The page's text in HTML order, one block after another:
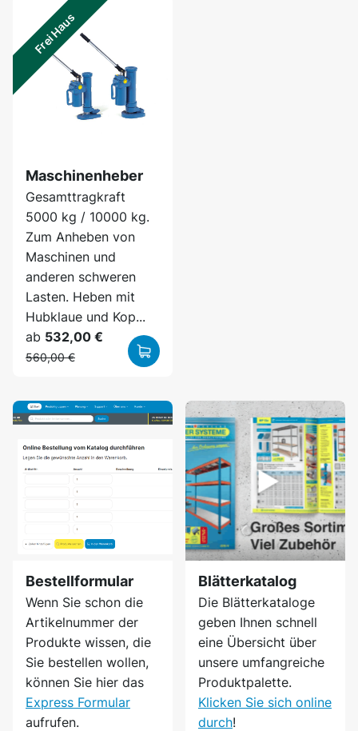
Frei Haus
Maschinenheber
Gesamttragkraft
5000 kg / 10000 kg.
Zum Anheben von
Maschinen und
anderen schweren
Lasten. Heben mit
Hubklaue und Kop...
ab 532,00 €
560,00 €
Bestellformular
Wenn Sie schon die
Artikelnummer der
Produkte wissen, die
Sie bestellen wollen,
können Sie hier das
Express Formular
aufrufen.
Blätterkatalog
Die Blätterkataloge
geben Ihnen schnell
eine Übersicht über
unsere umfangreiche
Produktpalette.
Klicken Sie sich online
durch!